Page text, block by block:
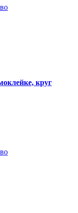
круг